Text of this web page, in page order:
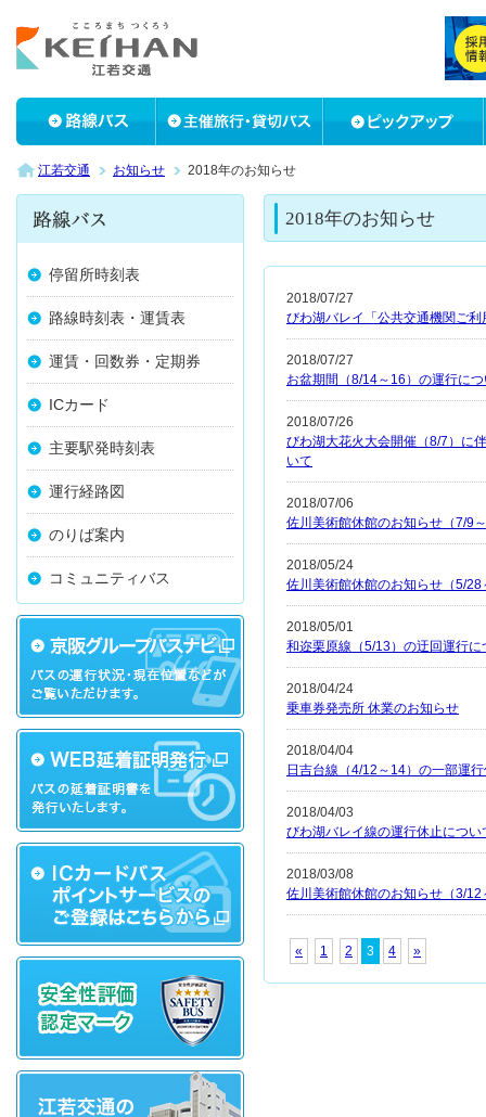
江若交通 お知らせ 2018年のお知らせ
停留所時刻表
路線時刻表・運賃表
運賃・回数券・定期券
ICカード
主要駅発時刻表
運行経路図
のりば案内
コミュニティバス
2018年のお知らせ
2018/07/27
びわ湖バレイ「公共交通機関ご
2018/07/27
お盆期間（8/14～16）の運行に
2018/07/26
びわ湖大花火大会開催（8/7）に
いて
2018/07/06
佐川美術館休館のお知らせ（7/9
2018/05/24
佐川美術館休館のお知らせ（5/28
2018/05/01
和迩栗原線（5/13）の迂回運行に
2018/04/24
乗車券発売所 休業のお知らせ
2018/04/04
日吉台線（4/12～14）の一部運
2018/04/03
びわ湖バレイ線の運行休止につ
2018/03/08
佐川美術館休館のお知らせ（3/12
« 1 2 3 4 »